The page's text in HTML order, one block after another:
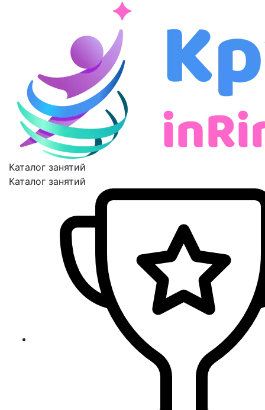
Каталог занятий
Каталог занятий